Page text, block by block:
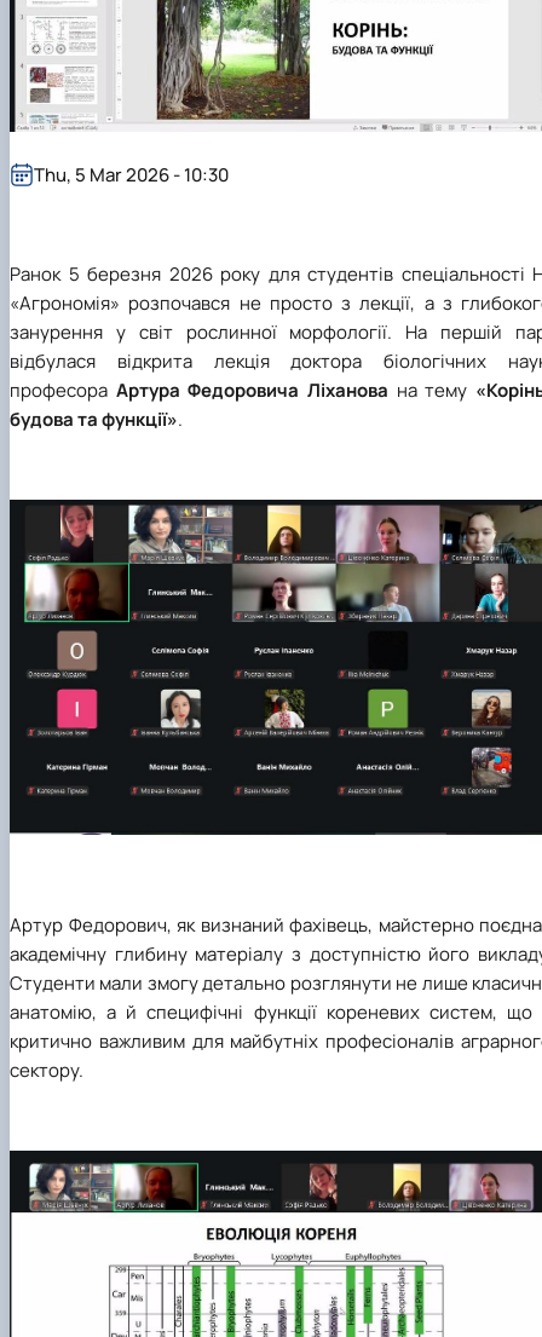
​Ранок 5 березня 2026 року для студентів спеціальності
«Агрономія» розпочався не просто з лекції, а з
занурення у світ рослинної морфології. На першій
відбулася відкрита лекція доктора біологічних
професора Артура Федоровича Ліханова на тему
будова та функції».
​Артур Федорович, як визнаний фахівець, майстерно
академічну глибину матеріалу з доступністю його
Студенти мали змогу детально розглянути не лише
анатомію, а й специфічні функції кореневих систем, що
критично важливим для майбутніх професіоналів
сектору.
Thu, 5 Mar 2026 - 10:30